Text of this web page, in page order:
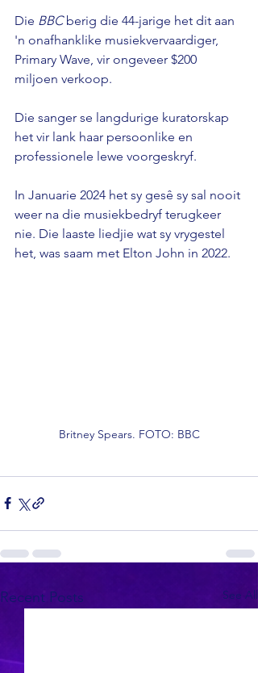
Die BBC berig die 44-jarige het dit aan
'n onafhanklike musiekvervaardiger,
Primary Wave, vir ongeveer $200
miljoen verkoop.
Die sanger se langdurige kuratorskap
het vir lank haar persoonlike en
professionele lewe voorgeskryf.
In Januarie 2024 het sy gesê sy sal nooit
weer na die musiekbedryf terugkeer
nie. Die laaste liedjie wat sy vrygestel
het, was saam met Elton John in 2022.
Britney Spears. FOTO: BBC
Recent Posts See All